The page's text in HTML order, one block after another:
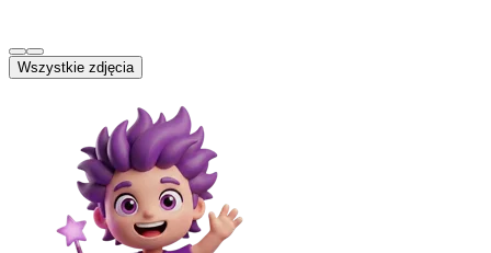
Wszystkie zdjęcia